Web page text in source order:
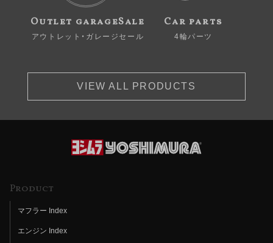
Outlet garageSale
アウトレット・ガレージセール
Car parts
4輪パーツ
VIEW ALL PRODUCTS
Product
マフラー Index
エンジン Index